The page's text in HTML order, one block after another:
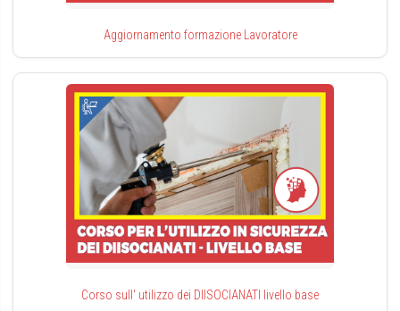
Aggiornamento formazione Lavoratore
Corso sull' utilizzo dei DIISOCIANATI livello base